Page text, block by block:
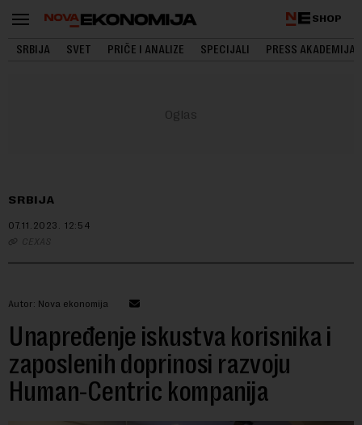
SHOP
SRBIJA SVET PRIČE I ANALIZE SPECIJALI PRESS AKADEMIJA
SRBIJA
07.11.2023. 12:54
CEXAS
Autor: Nova ekonomija
Unapređenje iskustva korisnika i
zaposlenih doprinosi razvoju
Human-Centric kompanija